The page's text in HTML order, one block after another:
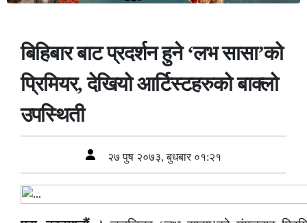
बिहिबार बाट प्रदर्शन हुने ‘लभ सासा’को
प्रिमियर, देखियो आर्टिस्टहरुको बाक्लो
उपस्थिती
२७ पुष २०७३, बुधबार ०१:२१